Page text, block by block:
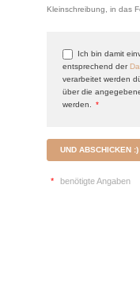
Kleinschreibung, in das
Ich bin damit
entsprechend der
verarbeitet werden
über die
werden.
*
UND ABSCHICKEN :)
* benötigte Angaben